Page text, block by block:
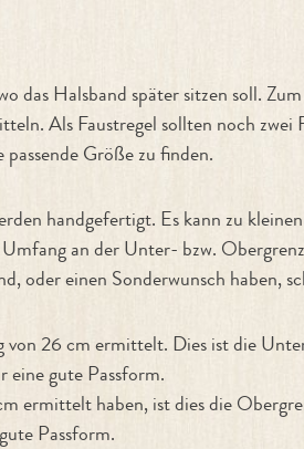
das Halsband später sitzen soll.
Als Faustregel sollten noch
Größe zu finden.
handgefertigt. Es kann zu
an der Unter- bzw.
oder einen Sonderwunsch haben,
26 cm ermittelt. Dies ist die
gute Passform.
ermittelt haben, ist dies die
Passform.